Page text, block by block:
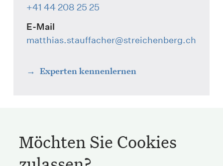
+41 44 208 25 25
E-Mail
matthias.stauffacher@streichenberg.ch
Experten kennenlernen
Möchten Sie Cookies